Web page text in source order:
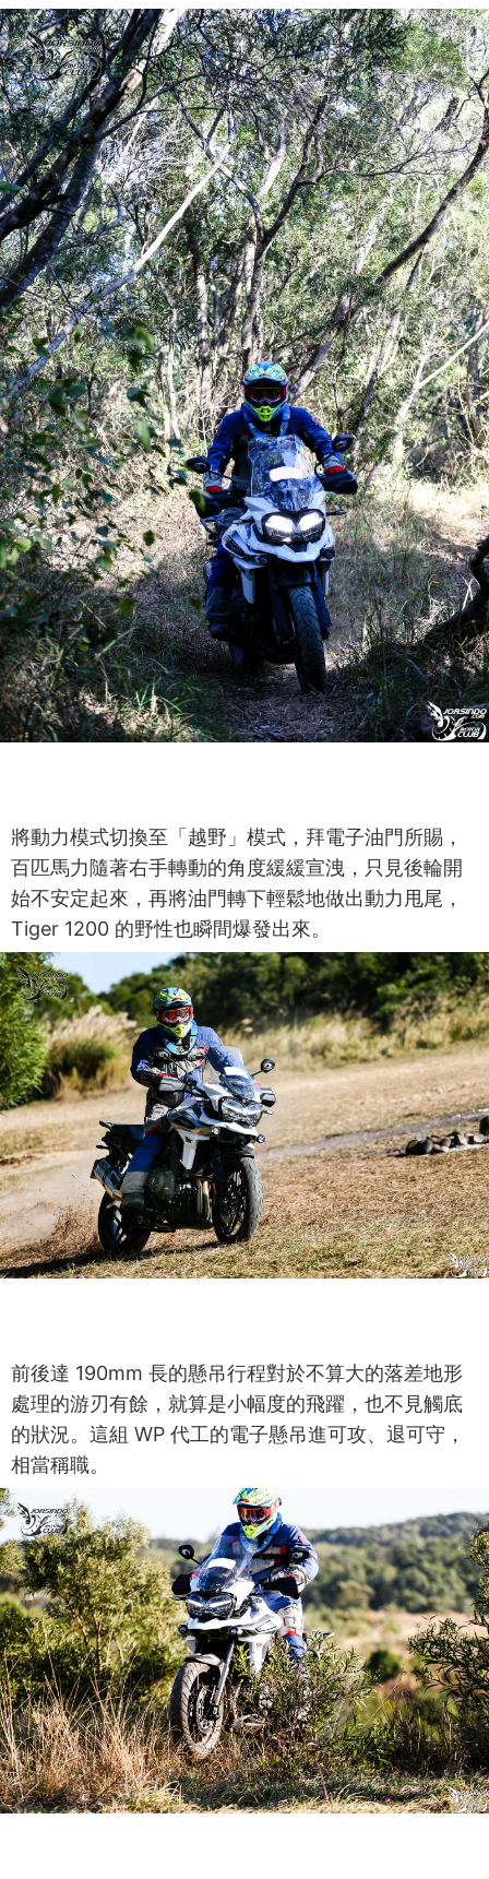
將動力模式切換至「越野」模式，拜電子油門所賜，
百匹馬力隨著右手轉動的角度緩緩宣洩，只見後輪開
始不安定起來，再將油門轉下輕鬆地做出動力甩尾，
Tiger 1200 的野性也瞬間爆發出來。
前後達 190mm 長的懸吊行程對於不算大的落差地形
處理的游刃有餘，就算是小幅度的飛躍，也不見觸底
的狀況。這組 WP 代工的電子懸吊進可攻、退可守，
相當稱職。